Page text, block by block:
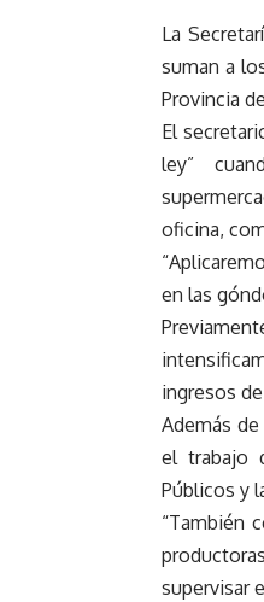
La
suman a
Provincia
El
ley”
oficina,
en las
ingresos
Además
el trabajo
Públicos y
“También
supervisar